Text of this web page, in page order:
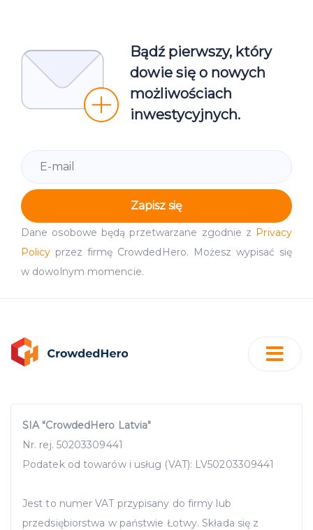
Bądź pierwszy, który
dowie się o nowych
możliwościach
inwestycyjnych.
Zapisz się
Dane osobowe będą przetwarzane zgodnie z Privacy
Policy przez firmę CrowdedHero. Możesz wypisać się
w dowolnym momencie.
SIA "CrowdedHero Latvia"
Nr. rej. 50203309441
Podatek od towarów i usług (VAT): LV50203309441
Jest to numer VAT przypisany do firmy lub
przedsiębiorstwa w państwie Łotwy. Składa się z